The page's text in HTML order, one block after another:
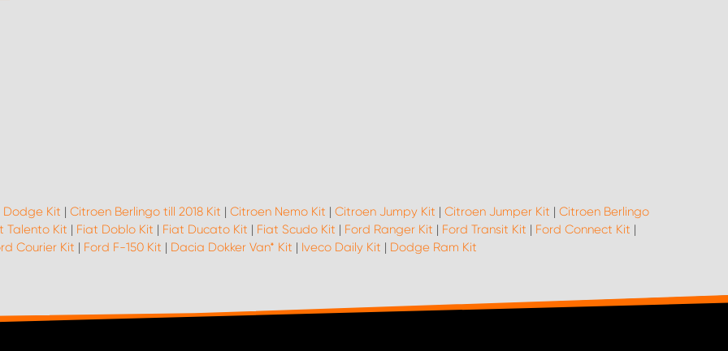
Dodge Kit | Citroen Berlingo till 2018 Kit | Citroen Nemo Kit | Citroen Jumpy Kit | Citroen Jumper Kit | Citroen Berlingo
Talento Kit | Fiat Doblo Kit | Fiat Ducato Kit | Fiat Scudo Kit | Ford Ranger Kit | Ford Transit Kit | Ford Connect Kit |
Courier Kit | Ford F-150 Kit | Dacia Dokker Van* Kit | Iveco Daily Kit | Dodge Ram Kit